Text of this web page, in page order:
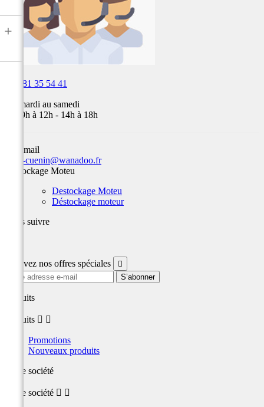
+
03 81 35 54 41
Du mardi au samedi
de 09h à 12h - 14h à 18h
Par email
team-cuenin@wanadoo.fr
Destockage Moteu
Destockage Moteu
Déstockage moteur
Nous suivre
Recevez nos offres spéciales 
produits
produits  
Promotions
Nouveaux produits
Notre société
Notre société  